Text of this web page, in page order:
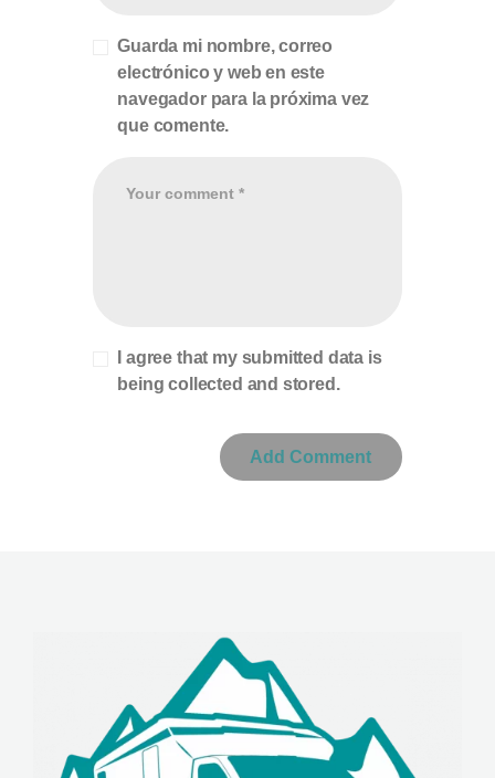
Guarda mi nombre, correo
electrónico y web en este
navegador para la próxima vez
que comente.
I agree that my submitted data is
being collected and stored.